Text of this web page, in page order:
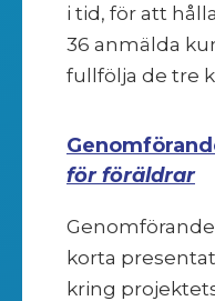
i tid, för att
36 anmälda
fullfölja de tre
för föräldrar
korta
kring